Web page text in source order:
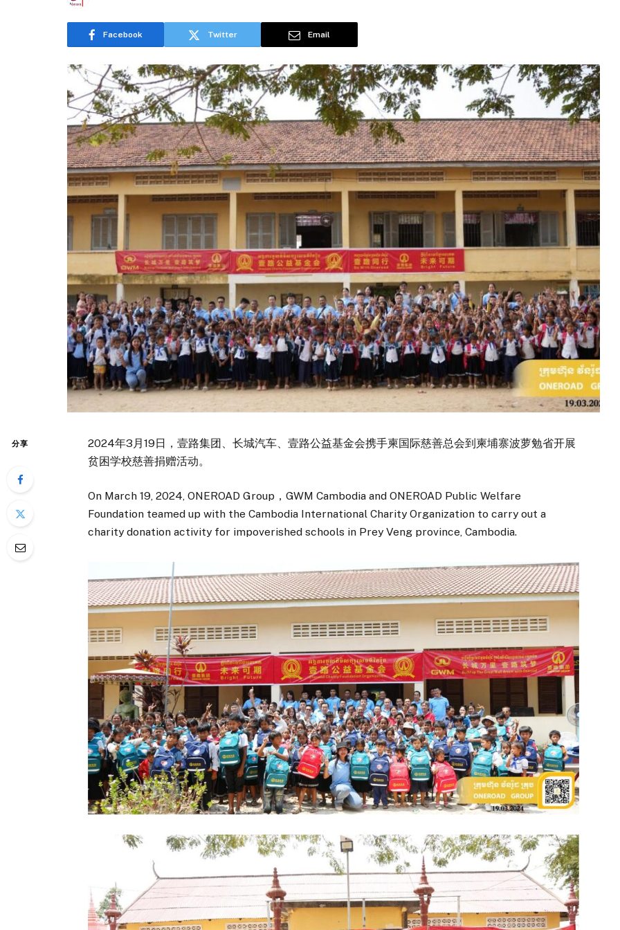
Facebook Twitter Email
分享
2024年3月19日，壹路集团、长城汽车、壹路公益基金会携手柬国际慈善总会到柬埔寨波萝勉省开展
贫困学校慈善捐赠活动。
On March 19, 2024, ONEROAD Group，GWM Cambodia and ONEROAD Public Welfare
Foundation teamed up with the Cambodia International Charity Organization to carry out a
charity donation activity for impoverished schools in Prey Veng province, Cambodia.